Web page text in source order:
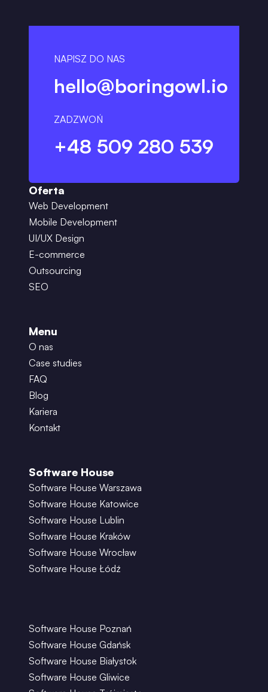
NAPISZ DO NAS
hello@boringowl.io
ZADZWOŃ
+48 509 280 539
Oferta
Web Development
Mobile Development
UI/UX Design
E-commerce
Outsourcing
SEO
Menu
O nas
Case studies
FAQ
Blog
Kariera
Kontakt
Software House
Software House Warszawa
Software House Katowice
Software House Lublin
Software House Kraków
Software House Wrocław
Software House Łódź
Software House Poznań
Software House Gdańsk
Software House Białystok
Software House Gliwice